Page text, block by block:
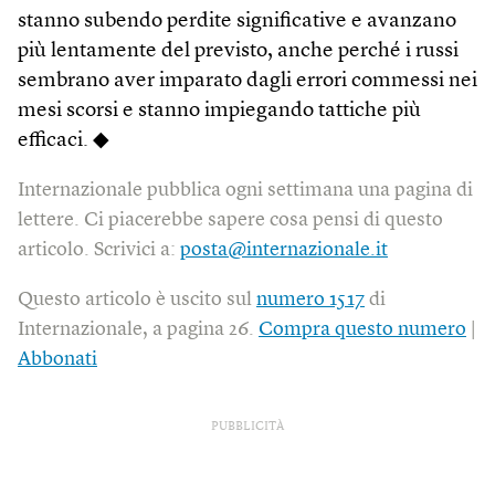
stanno subendo perdite significative e avanzano
più lentamente del previsto, anche perché i russi
sembrano aver imparato dagli errori commessi nei
mesi scorsi e stanno impiegando tattiche più
efficaci. ◆
Internazionale pubblica ogni settimana una pagina di
lettere. Ci piacerebbe sapere cosa pensi di questo
articolo. Scrivici a: posta@internazionale.it
Questo articolo è uscito sul numero 1517 di
Internazionale, a pagina 26. Compra questo numero
Abbonati
PUBBLICITÀ